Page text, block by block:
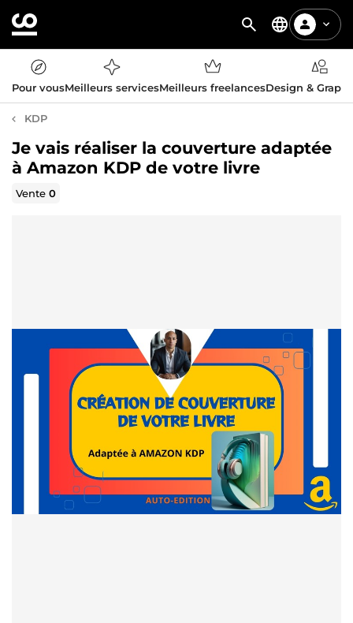
Pour vousMeilleurs servicesMeilleurs freelancesDesign &
KDP
Je vais réaliser la couverture adaptée
à Amazon KDP de votre livre
Vente0